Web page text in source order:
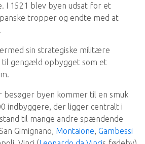
I 1521 blev byen udsat for et
tropper og endte med at
sin strategiske militære
til gengæld opbygget som et
besøger byen kommer til en smuk
indbyggere, der ligger centralt i
til mange andre spændende
Gimignano, Montaione, Gambessi